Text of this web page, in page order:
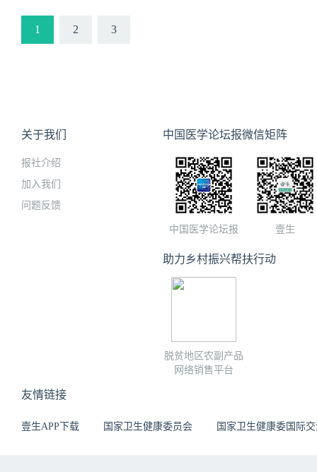
1 2 3
关于我们
报社介绍
加入我们
问题反馈
中国医学论坛报微信矩阵
中国医学论坛报 壹生
助力乡村振兴帮扶行动
脱贫地区农副产品
网络销售平台
友情链接
壹生APP下载 国家卫生健康委员会 国家卫生健康委国际